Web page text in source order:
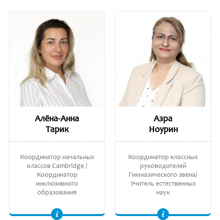
Алёна-Анна
Тарик
Координатор начальных
классов Cambridge /
Координатор
инклюзивного
образования
Азра
Ноурин
Координатор классных
руководителей
Гимназического звена/
Учитель естественных
наук